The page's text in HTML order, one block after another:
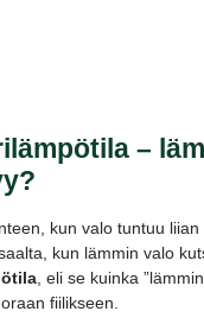
–
kun valo tuntuu liian
kun lämmin valo
, eli se kuinka
fiilikseen.